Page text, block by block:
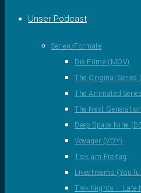
Unser Podcast
Serien/Formate
Die Filme (MOV)
The Original Series
The Animated
The Next
Deep Space Nine
Voyager (VOY)
Trek am Freitag
Livestreams
Trek Nights – Late-